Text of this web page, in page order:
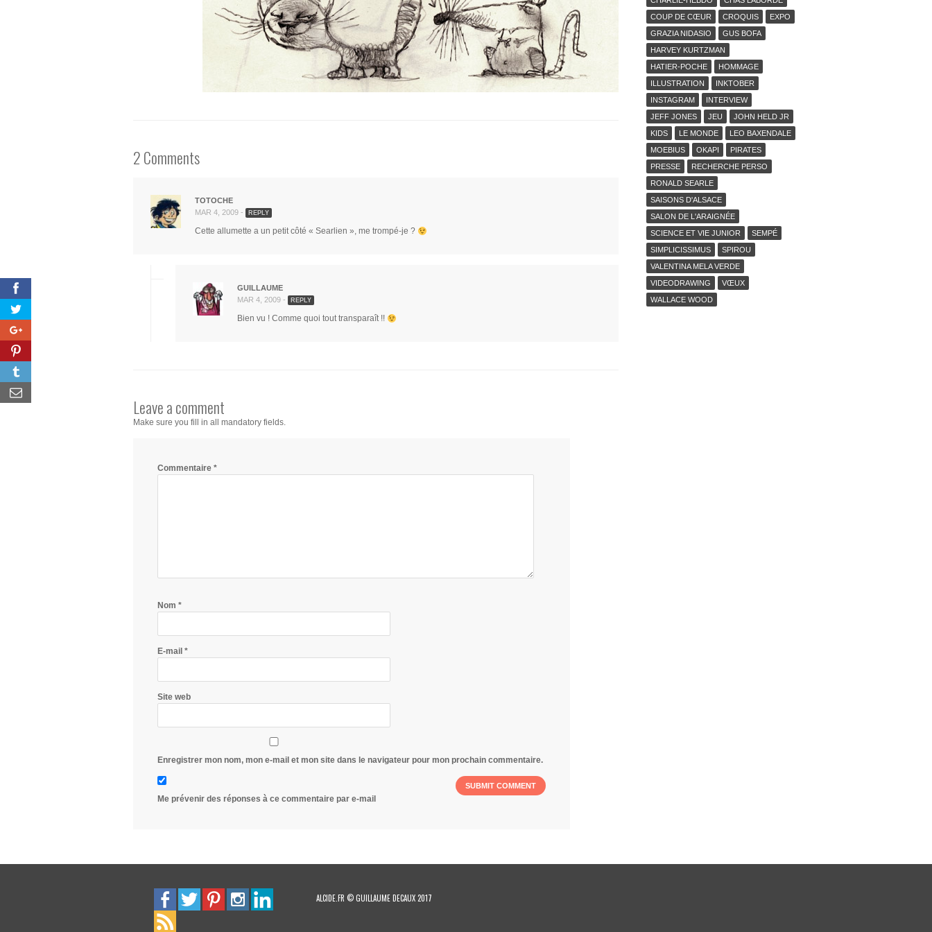
2 Comments
TOTOCHE
MAR 4, 2009 -
REPLY
Cette allumette a un petit côté « Searlien », me trompé-je ?
GUILLAUME
MAR 4, 2009 -
REPLY
Bien vu ! Comme quoi tout transparaît !!
Leave a comment
Make sure you fill in all mandatory fields.
Commentaire *
Nom *
E-mail *
Site web
Enregistrer mon nom, mon e-mail et mon site dans le navigateur pour mon prochain commentaire.
Me prévenir des réponses à ce commentaire par e-mail
COUP DE CŒUR
CROQUIS
EXPO
GRAZIA NIDASIO
GUS BOFA
HARVEY KURTZMAN
HATIER-POCHE
HOMMAGE
ILLUSTRATION
INKTOBER
INSTAGRAM
INTERVIEW
JEFF JONES
JEU
JOHN HELD JR
KIDS
LE MONDE
LEO BAXENDALE
MOEBIUS
OKAPI
PIRATES
PRESSE
RECHERCHE PERSO
RONALD SEARLE
SAISONS D'ALSACE
SALON DE L'ARAIGNÉE
SCIENCE ET VIE JUNIOR
SEMPÉ
SIMPLICISSIMUS
SPIROU
VALENTINA MELA VERDE
VIDEODRAWING
VŒUX
WALLACE WOOD
ALCIDE.FR © GUILLAUME DECAUX 2017